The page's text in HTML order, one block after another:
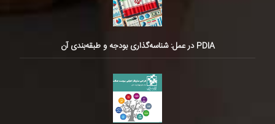
PDIA در عمل: شناسه‌گذاری بودجه و طبقه‌بندی آن